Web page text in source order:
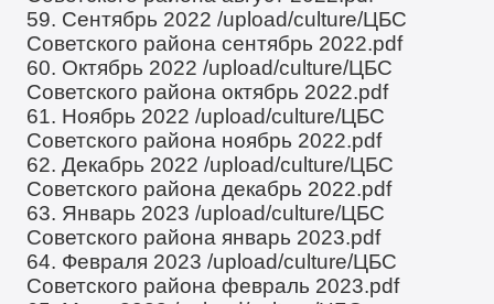
59. Сентябрь 2022/upload/culture/ЦБС
Советского района сентябрь 2022.pdf
60. Октябрь 2022/upload/culture/ЦБС
Советского района октябрь 2022.pdf
61. Ноябрь 2022/upload/culture/ЦБС
Советского района ноябрь 2022.pdf
62. Декабрь 2022/upload/culture/ЦБС
Советского района декабрь 2022.pdf
63. Январь 2023/upload/culture/ЦБС
Советского района январь 2023.pdf
64. Февраля 2023/upload/culture/ЦБС
Советского района февраль 2023.pdf